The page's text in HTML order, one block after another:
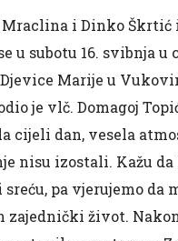
i Dinko Škrtić
u subotu 16. svibnja u
Marije u
je vlč. Domagoj
cijeli dan, vesela
nisu izostali. Kažu
pa vjerujemo da
zajednički život.